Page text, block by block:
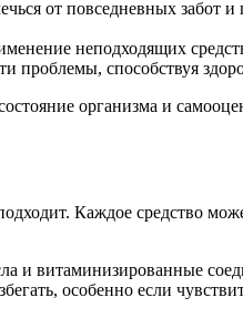
от повседневных забот
неподходящих
проблемы, способствуя
организма и
Каждое средство
и витаминизированные
особенно если